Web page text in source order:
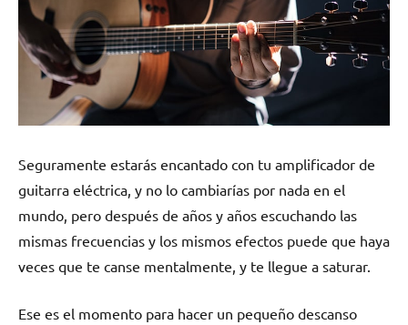
Seguramente estarás encantado con tu amplificador de
guitarra eléctrica, y no lo cambiarías por nada en el
mundo, pero después de años y años escuchando las
mismas frecuencias y los mismos efectos puede que haya
veces que te canse mentalmente, y te llegue a saturar.
Ese es el momento para hacer un pequeño descanso